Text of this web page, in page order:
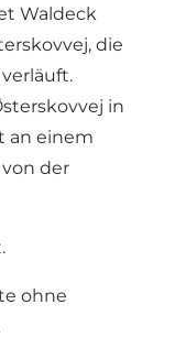
Waldeck
die
in
an einem
der
ohne